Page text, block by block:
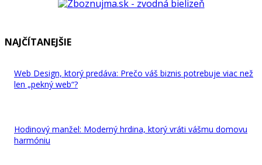
NAJČÍTANEJŠIE
Web Design, ktorý predáva: Prečo váš biznis potrebuje viac než
len „pekný web“?
Hodinový manžel: Moderný hrdina, ktorý vráti vášmu domovu
harmóniu